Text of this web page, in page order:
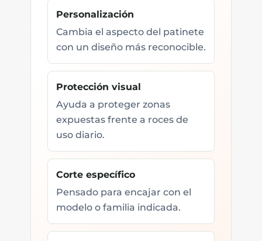
Personalización
Cambia el aspecto del patinete
con un diseño más reconocible.
Protección visual
Ayuda a proteger zonas
expuestas frente a roces de
uso diario.
Corte específico
Pensado para encajar con el
modelo o familia indicada.